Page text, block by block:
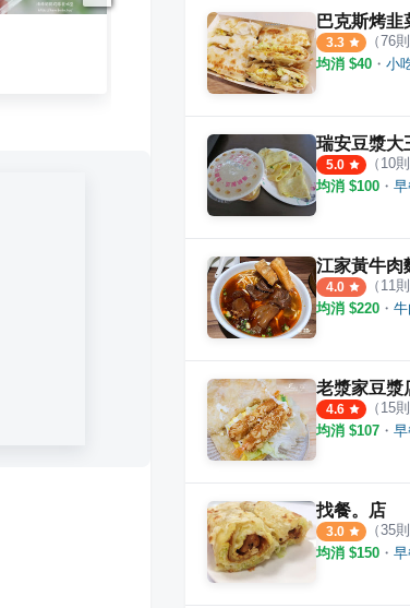
老林記素食 南門市場
則評論
永
10
巴克斯烤
3.3 （76
均消 $40 ・ 小
瑞安豆漿大
5.0 （ 10
均消 $100 ・ 早
江家黃牛肉
4.0 （ 11
均消 $220 ・
老漿家豆漿
4.6 （ 15
均消 $107 ・ 早
找餐。店
3.0 （35
均消 $150 ・ 早